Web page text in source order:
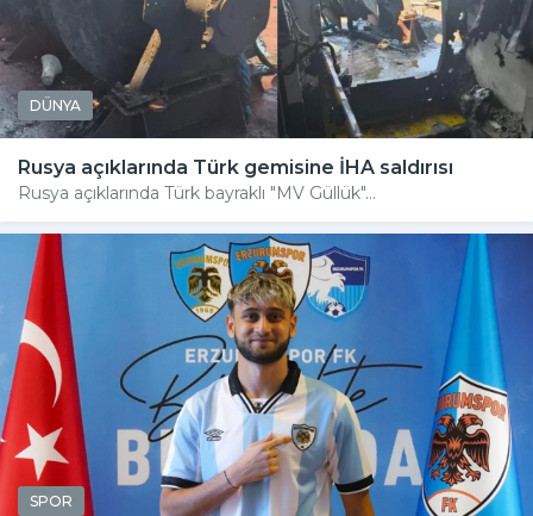
DÜNYA
Rusya açıklarında Türk gemisine İHA saldırısı
Rusya açıklarında Türk bayraklı "MV Güllük"...
SPOR